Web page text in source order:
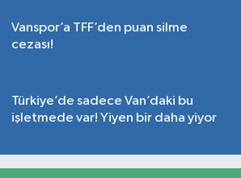
Vanspor’a TFF’den puan silme
cezası!
Türkiye’de sadece Van’daki bu
işletmede var! Yiyen bir daha yiyor